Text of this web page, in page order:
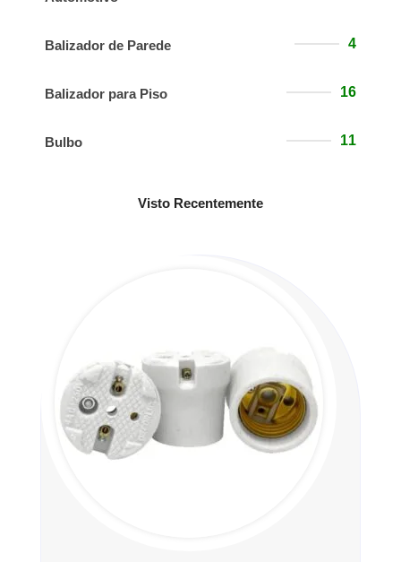
Balizador de Parede 4
Balizador para Piso 16
Bulbo 11
Visto Recentemente